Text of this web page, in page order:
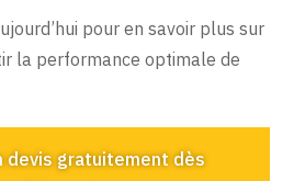
pour en savoir plus sur
la performance optimale de
devis gratuitement dès